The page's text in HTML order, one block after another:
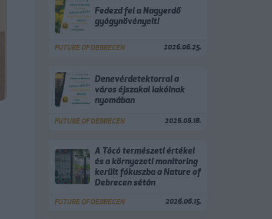
Fedezd fel a Nagyerdő
gyógynövényeit!
FUTURE OF DEBRECEN 2026.06.25.
Denevérdetektorral a
város éjszakai lakóinak
nyomában
FUTURE OF DEBRECEN 2026.06.18.
A Tócó természeti értékei
és a környezeti monitoring
került fókuszba a Nature of
Debrecen sétán
FUTURE OF DEBRECEN 2026.06.15.